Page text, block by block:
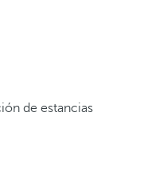
de estancias